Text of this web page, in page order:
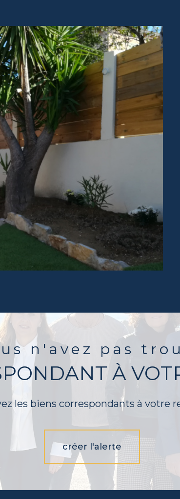
n'avez pas
À
les biens correspondants à votre
créer l'alerte